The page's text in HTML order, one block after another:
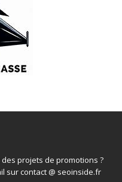
projets de promotions ?
sur contact @ seoinside.fr